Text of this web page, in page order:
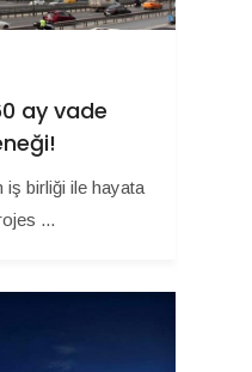
ay vade
iş birliği ile hayata
...